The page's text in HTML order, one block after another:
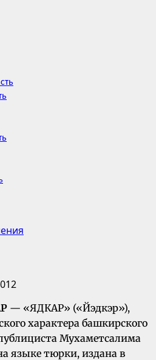
— «ЯДКАР» («Йэдкэр»),
характера башкирского
Мухаметсалима
языке тюрки, издана в